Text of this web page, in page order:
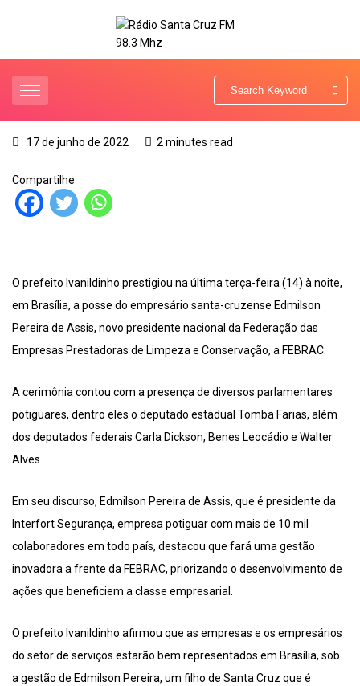
17 de junho de 2022 2 minutes read
Compartilhe
O prefeito Ivanildinho prestigiou na última terça-feira (14) à noite,
em Brasília, a posse do empresário santa-cruzense Edmilson
Pereira de Assis, novo presidente nacional da Federação das
Empresas Prestadoras de Limpeza e Conservação, a FEBRAC.
A cerimônia contou com a presença de diversos parlamentares
potiguares, dentro eles o deputado estadual Tomba Farias, além
dos deputados federais Carla Dickson, Benes Leocádio e Walter
Alves.
Em seu discurso, Edmilson Pereira de Assis, que é presidente da
Interfort Segurança, empresa potiguar com mais de 10 mil
colaboradores em todo país, destacou que fará uma gestão
inovadora a frente da FEBRAC, priorizando o desenvolvimento de
ações que beneficiem a classe empresarial.
O prefeito Ivanildinho afirmou que as empresas e os empresários
do setor de serviços estarão bem representados em Brasília, sob
a gestão de Edmilson Pereira, um filho de Santa Cruz que é